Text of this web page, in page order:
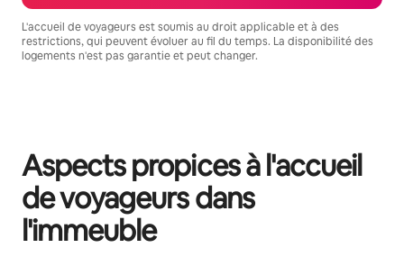
L'accueil de voyageurs est soumis au droit applicable et à des
restrictions, qui peuvent évoluer au fil du temps. La disponibilité des
logements n'est pas garantie et peut changer.
Aspects propices à l'accueil
de voyageurs dans
l'immeuble